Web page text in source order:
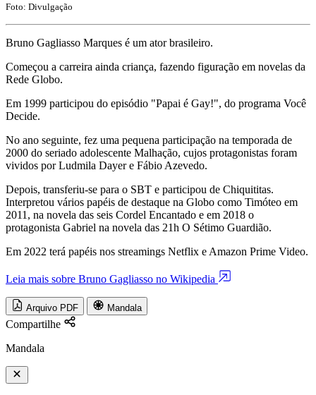
Foto: Divulgação
Bruno Gagliasso Marques é um ator brasileiro.
Começou a carreira ainda criança, fazendo figuração em novelas da
Rede Globo.
Em 1999 participou do episódio "Papai é Gay!", do programa Você
Decide.
No ano seguinte, fez uma pequena participação na temporada de
2000 do seriado adolescente Malhação, cujos protagonistas foram
vividos por Ludmila Dayer e Fábio Azevedo.
Depois, transferiu-se para o SBT e participou de Chiquititas.
Interpretou vários papéis de destaque na Globo como Timóteo em
2011, na novela das seis Cordel Encantado e em 2018 o
protagonista Gabriel na novela das 21h O Sétimo Guardião.
Em 2022 terá papéis nos streamings Netflix e Amazon Prime Video.
Leia mais sobre Bruno Gagliasso no Wikipedia
Arquivo PDF Mandala
Compartilhe
Mandala